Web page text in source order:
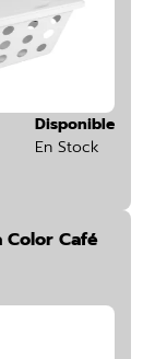
Disponible
En Stock
Color Café